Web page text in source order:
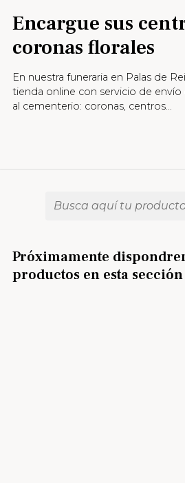
Encargue sus
coronas florales
En nuestra funeraria en Palas de
tienda online con servicio de
al cementerio: coronas, centros...
Próximamente
productos en esta sección